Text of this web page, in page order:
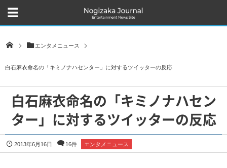
エンタメニュース
白石麻衣命名の「キミノナハセンター」に対するツイッターの反応
白石麻衣命名の「キミノナハセン
ター」に対するツイッターの反応
2013年6月16日 16件 エンタメニュース